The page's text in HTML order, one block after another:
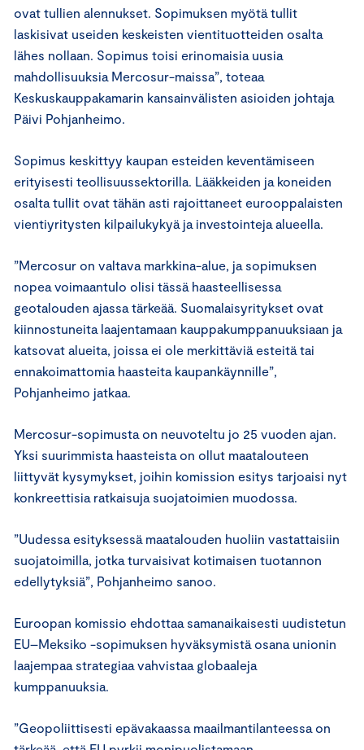
ovat tullien alennukset. Sopimuksen myötä tullit
laskisivat useiden keskeisten vientituotteiden osalta
lähes nollaan. Sopimus toisi erinomaisia uusia
mahdollisuuksia Mercosur-maissa”, toteaa
Keskuskauppakamarin kansainvälisten asioiden johtaja
Päivi Pohjanheimo.
Sopimus keskittyy kaupan esteiden keventämiseen
erityisesti teollisuussektorilla. Lääkkeiden ja koneiden
osalta tullit ovat tähän asti rajoittaneet eurooppalaisten
vientiyritysten kilpailukykyä ja investointeja alueella.
”Mercosur on valtava markkina-alue, ja sopimuksen
nopea voimaantulo olisi tässä haasteellisessa
geotalouden ajassa tärkeää. Suomalaisyritykset ovat
kiinnostuneita laajentamaan kauppakumppanuuksiaan ja
katsovat alueita, joissa ei ole merkittäviä esteitä tai
ennakoimattomia haasteita kaupankäynnille”,
Pohjanheimo jatkaa.
Mercosur-sopimusta on neuvoteltu jo 25 vuoden ajan.
Yksi suurimmista haasteista on ollut maatalouteen
liittyvät kysymykset, joihin komission esitys tarjoaisi nyt
konkreettisia ratkaisuja suojatoimien muodossa.
”Uudessa esityksessä maatalouden huoliin vastattaisiin
suojatoimilla, jotka turvaisivat kotimaisen tuotannon
edellytyksiä”, Pohjanheimo sanoo.
Euroopan komissio ehdottaa samanaikaisesti uudistetun
EU–Meksiko -sopimuksen hyväksymistä osana unionin
laajempaa strategiaa vahvistaa globaaleja
kumppanuuksia.
”Geopoliittisesti epävakaassa maailmantilanteessa on